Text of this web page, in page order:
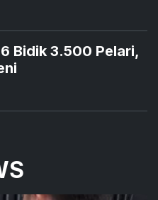
Bidik 3.500 Pelari,